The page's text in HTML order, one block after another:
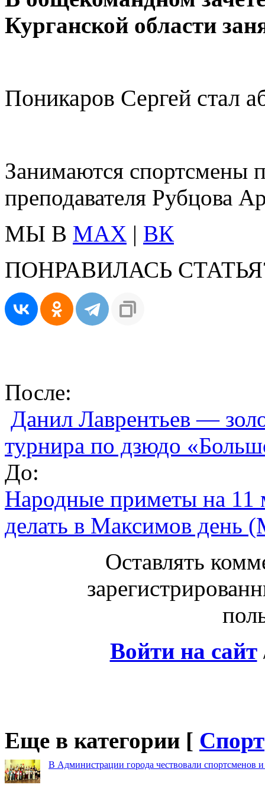
Курганской области
Поникаров Сергей стал
Занимаются спортсмены
преподавателя Рубцова
МЫ В MAX | ВК
ПОНРАВИЛАСЬ
После:
Данил Лаврентьев —
турнира по дзюдо
До:
Народные приметы на 11
делать в Максимов день
Оставлять
Войти на сайт
Еще в категории [ Спорт
В Администрации города чествовали спортсменов и